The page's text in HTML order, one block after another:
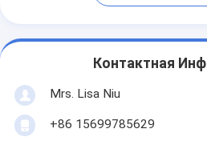
Контактная
Mrs. Lisa Niu
+86 15699785629